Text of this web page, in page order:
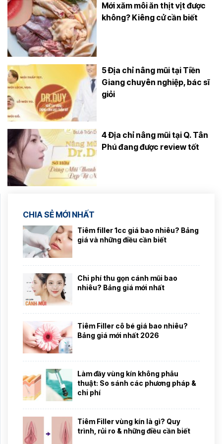
Mới xăm môi ăn thịt vịt được
không? Kiêng cử cần biết
5 Địa chỉ nâng mũi tại Tiền
Giang chuyên nghiệp, bác sĩ
giỏi
4 Địa chỉ nâng mũi tại Q. Tân
Phú đang được review tốt
CHIA SẺ MỚI NHẤT
Tiêm filler 1cc giá bao nhiêu? Bảng
giá và những điều cần biết
Chi phí thu gọn cánh mũi bao
nhiêu? Bảng giá mới nhất
Tiêm Filler cô bé giá bao nhiêu?
Bảng giá mới nhất 2026
Làm đầy vùng kín không phẫu
thuật: So sánh các phương pháp &
chi phí
Tiêm Filler vùng kín là gì? Quy
trình, rủi ro & những điều cần biết